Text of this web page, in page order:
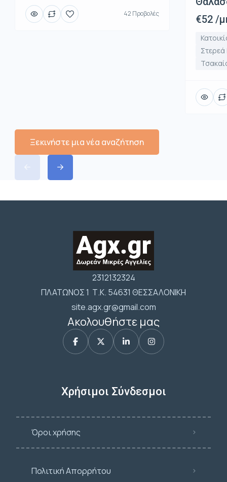
42 Προβολές
€52 /
Ξεκινήστε μια νέα αναζήτηση
2312132324
ΠΛΑΤΩΝΟΣ 1 Τ.Κ. 54631 ΘΕΣΣΑΛΟΝΙΚΗ
site.agx.gr@gmail.com
Ακολουθήστε μας
Χρήσιμοι Σύνδεσμοι
Όροι χρήσης
Πολιτική Απορρήτου